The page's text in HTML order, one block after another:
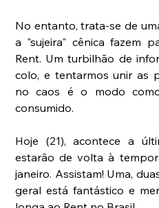
No entanto, trata-se de
a "sujeira" cênica fazem
Rent. Um turbilhão de
colo, e tentarmos unir as
no caos é o modo
consumido.
Hoje (21), acontece a
estarão de volta à
janeiro. Assistam! Uma,
geral está fantástico e